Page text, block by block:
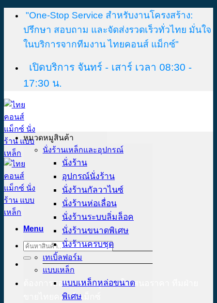
content
"One-Stop Service สำหรับงานโครงสร้าง:
ปรึกษา สอบถาม และจัดส่งรวดเร็วทั่วไทย มั่นใจ
ในบริการจากทีมงาน ไทยคอนส์ แม็กซ์"
เปิดบริการ จันทร์ - เสาร์ เวลา 08:30 -
17:30 น.
Menu
Search
for:
ต้องการสอบถามข้อมูล ขอใบเสนอราคา ทีมฝ่าย
ขายไทยคอนส์ แม็กซ์
หมวดหมูสินค้า
นั่งร้านเหล็กและอุปกรณ์
นั่งร้าน
อุปกรณ์นั่งร้าน
นั่งร้านกัลวาไนซ์
นั่งร้านห่อเลื่อน
นั่งร้านระบบลิ่มล็อค
นั่งร้านขนาดพิเศษ
นั่งร้านครบชุด
เทเบิ้ลฟอร์ม
แบบเหล็ก
แบบเหล็กหล่อขนาด
พิเศษ